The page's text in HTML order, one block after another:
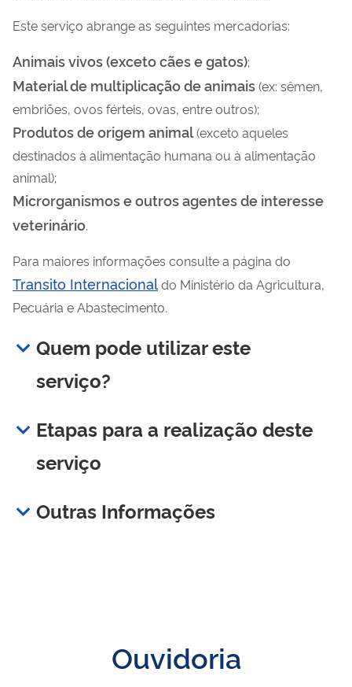
Este serviço abrange as seguintes mercadorias:
Animais vivos (exceto cães e gatos);
Material de multiplicação de animais(ex: sêmen,
embriões, ovos férteis, ovas, entre outros);
Produtos de origem animal(exceto aqueles
destinados à alimentação humana ou à alimentação
animal);
Microrganismos e outros agentes de interesse
veterinário.
Para maiores informações consulte a página do
Transito Internacionaldo Ministério da Agricultura,
Pecuária e Abastecimento.
Quem pode utilizar este
serviço?
Etapas para a realização deste
serviço
Outras Informações
Ouvidoria